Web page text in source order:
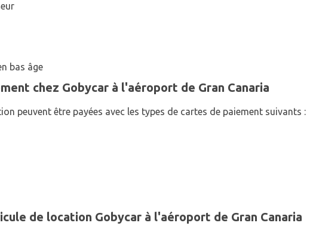
bas âge
chez Gobycar à l'aéroport de Gran Canaria
peuvent être payées avec les types de cartes de paiement suivants :
de location Gobycar à l'aéroport de Gran Canaria